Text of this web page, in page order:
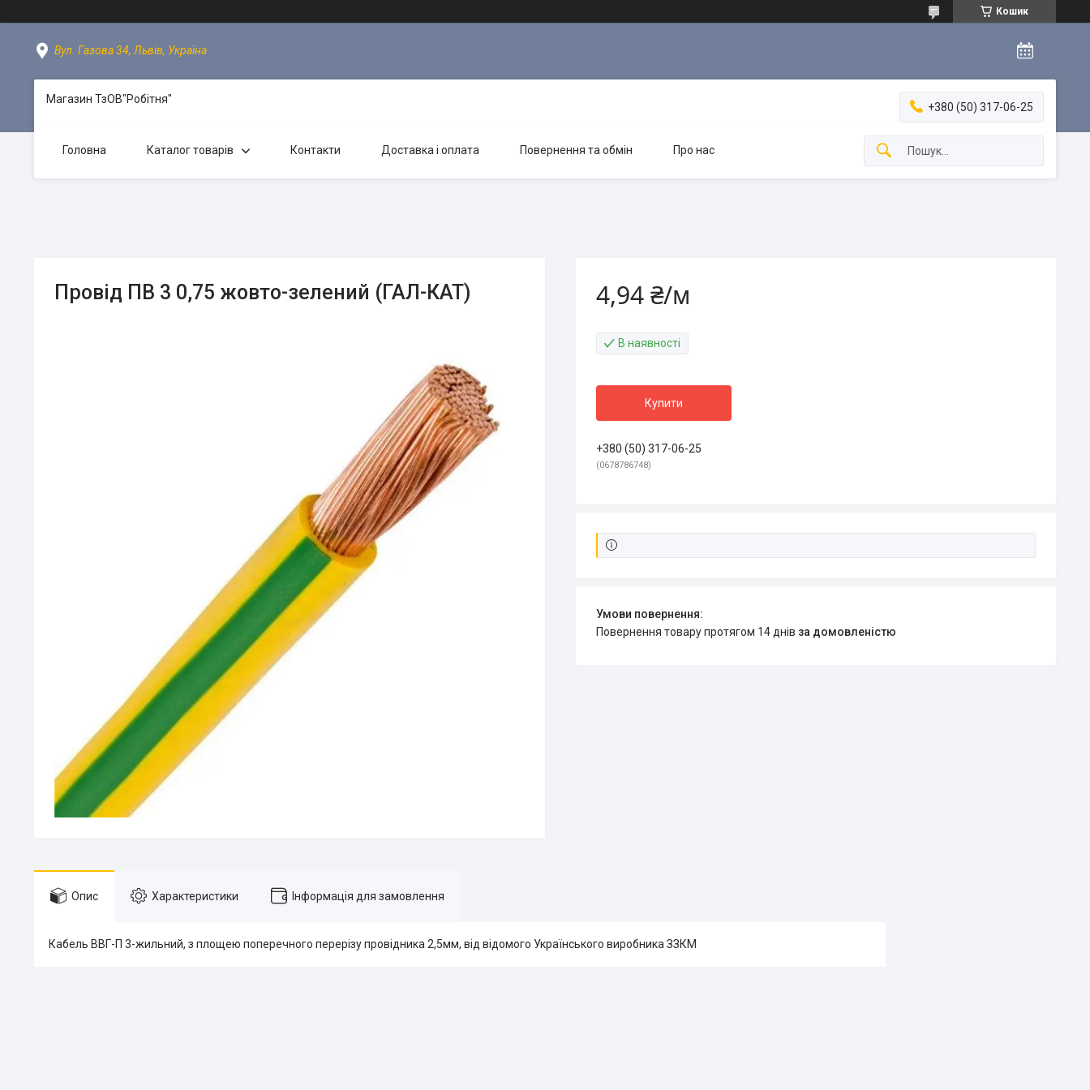
Кошик
Вул. Газова 34, Львів, Україна
Магазин ТзОВ"Робітня"
+380 (50) 317-06-25
Головна Каталог товарів Контакти Доставка і оплата Повернення та обмін Про нас
Провід ПВ 3 0,75 жовто-зелений (ГАЛ-КАТ) 4,94 ₴/м
В наявності
Купити
+380 (50) 317-06-25
0678786748
повернення товару протягом 14 днів за домовленістю
Опис Характеристики Інформація для замовлення
Кабель ВВГ-П 3-жильний, з площею поперечного перерізу провідника 2,5мм, від відомого Українського виробника ЗЗКМ